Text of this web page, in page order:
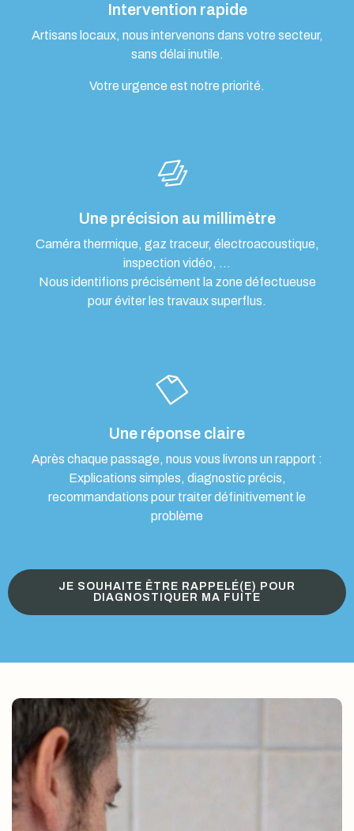
Intervention rapide
Artisans locaux, nous intervenons dans votre secteur,
sans délai inutile.
Votre urgence est notre priorité.
Une précision au millimètre
Caméra thermique, gaz traceur, électroacoustique,
inspection vidéo, …
Nous identifions précisément la zone défectueuse
pour éviter les travaux superflus.
Une réponse claire
Après chaque passage, nous vous livrons un rapport :
Explications simples, diagnostic précis,
recommandations pour traiter définitivement le
problème
JE SOUHAITE ÊTRE RAPPELÉ(E) POUR
DIAGNOSTIQUER MA FUITE